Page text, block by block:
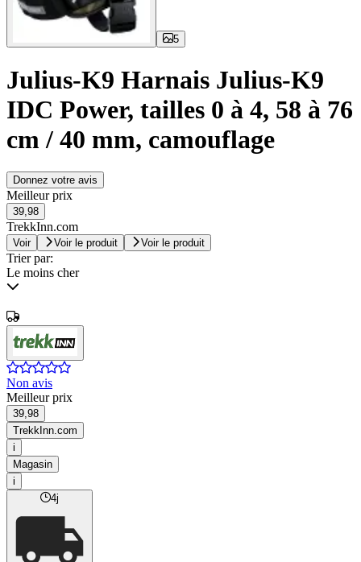
5
Julius-K9 Harnais Julius-K9
IDC Power, tailles 0 à 4, 58 à 76
cm / 40 mm, camouflage
Donnez votre avis
Meilleur prix
39,98
TrekkInn.com
Voir Voir le produit Voir le produit
Trier par:
Le moins cher
Non avis
Meilleur prix
39,98
TrekkInn.com
i
Magasin
i
4j